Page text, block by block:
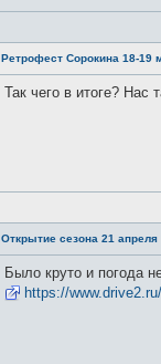
Ретрофест Сорокина 18-19
Так чего в итоге? Нас
Открытие сезона 21 апреля
Было круто и погода
https://